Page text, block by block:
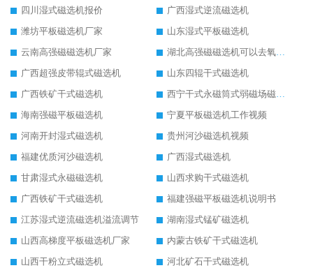
四川湿式磁选机报价
广西湿式逆流磁选机
潍坊平板磁选机厂家
山东湿式平板磁选机
云南高强磁磁选机厂家
湖北高强磁磁选机可以去氧化铝
广西超强皮带辊式磁选机
山东四辊干式磁选机
广西铁矿干式磁选机
西宁干式永磁筒式弱磁场磁选机结构图
海南强磁平板磁选机
宁夏平板磁选机工作视频
河南开封湿式磁选机
贵州河沙磁选机视频
福建优质河沙磁选机
广西湿式磁选机
甘肃湿式永磁磁选机
山西求购干式磁选机
广西铁矿干式磁选机
福建强磁平板磁选机说明书
江苏湿式逆流磁选机溢流调节
湖南湿式锰矿磁选机
山西高梯度平板磁选机厂家
内蒙古铁矿干式磁选机
山西干粉立式磁选机
河北矿石干式磁选机